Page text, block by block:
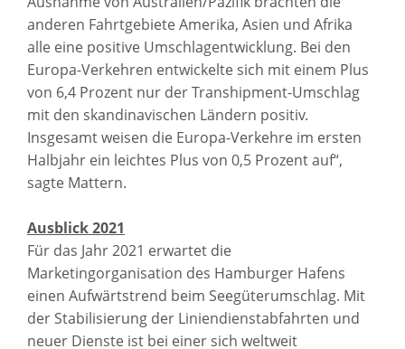
anderen Fahrtgebiete Amerika, Asien und Afrika
alle eine positive Umschlagentwicklung. Bei den
Europa-Verkehren entwickelte sich mit einem Plus
von 6,4 Prozent nur der Transhipment-Umschlag
mit den skandinavischen Ländern positiv.
Insgesamt weisen die Europa-Verkehre im ersten
Halbjahr ein leichtes Plus von 0,5 Prozent auf“,
sagte Mattern.
Ausblick 2021
Für das Jahr 2021 erwartet die
Marketingorganisation des Hamburger Hafens
einen Aufwärtstrend beim Seegüterumschlag. Mit
der Stabilisierung der Liniendienstabfahrten und
neuer Dienste ist bei einer sich weltweit